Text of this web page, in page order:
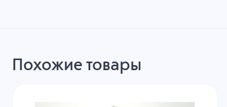
Похожие товары